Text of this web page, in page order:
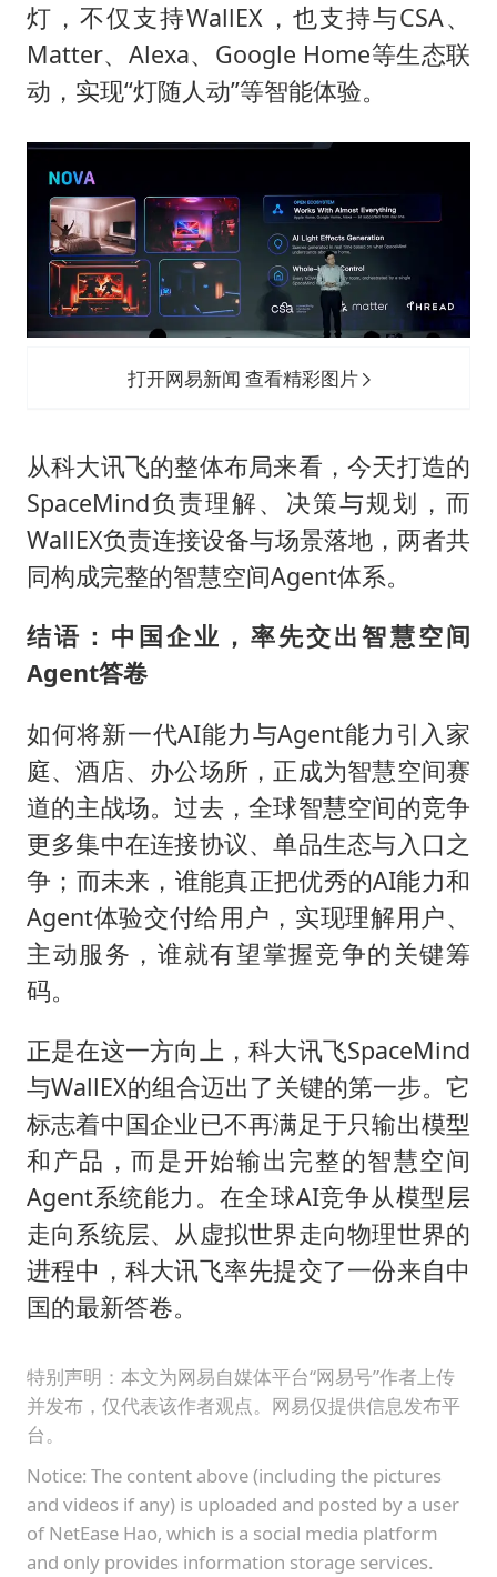
灯，不仅支持WallEX，也支持与CSA、
Matter、Alexa、Google Home等生态联
动，实现“灯随人动”等智能体验。
打开网易新闻 查看精彩图片
从科大讯飞的整体布局来看，今天打造的
SpaceMind负责理解、决策与规划，而
WallEX负责连接设备与场景落地，两者共
同构成完整的智慧空间Agent体系。
结语：中国企业，率先交出智慧空间
Agent答卷
如何将新一代AI能力与Agent能力引入家
庭、酒店、办公场所，正成为智慧空间赛
道的主战场。过去，全球智慧空间的竞争
更多集中在连接协议、单品生态与入口之
争；而未来，谁能真正把优秀的AI能力和
Agent体验交付给用户，实现理解用户、
主动服务，谁就有望掌握竞争的关键筹
码。
正是在这一方向上，科大讯飞SpaceMind
与WallEX的组合迈出了关键的第一步。它
标志着中国企业已不再满足于只输出模型
和产品，而是开始输出完整的智慧空间
Agent系统能力。在全球AI竞争从模型层
走向系统层、从虚拟世界走向物理世界的
进程中，科大讯飞率先提交了一份来自中
国的最新答卷。
特别声明：本文为网易自媒体平台“网易号”作者上传
并发布，仅代表该作者观点。网易仅提供信息发布平
台。
Notice: The content above (including the pictures
and videos if any) is uploaded and posted by a user
of NetEase Hao, which is a social media platform
and only provides information storage services.